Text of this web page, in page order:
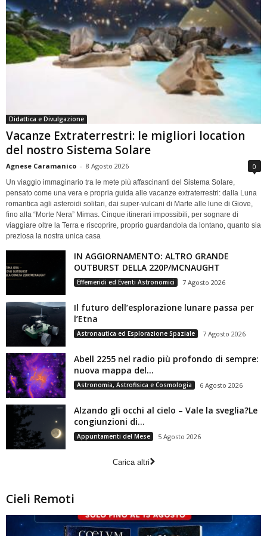
Didattica e Divulgazione
Vacanze Extraterrestri: le migliori location
del nostro Sistema Solare
Agnese Caramanico - 8 Agosto 2026 0
Un viaggio immaginario tra le mete più affascinanti del Sistema Solare,
pensato come una vera e propria guida alle vacanze extraterrestri: dalla Luna
romantica agli asteroidi solitari, dai super-vulcani di Marte alle lune di Giove,
fino alla “Morte Nera” Mimas. Cinque itinerari impossibili, per sognare di
viaggiare oltre la Terra e riscoprire, proprio guardandola da lontano, quanto sia
preziosa la nostra unica casa
IN AGGIORNAMENTO: ALTRO GRANDE
OUTBURST DELLA 220P/MCNAUGHT
Effemeridi ed Eventi Astronomici 7 Agosto 2026
Il futuro dell’esplorazione lunare passa per
l’Etna
Astronautica ed Esplorazione Spaziale 7 Agosto 2026
Abell 2255 nel radio più profondo di sempre:
nuova mappa del...
Astronomia, Astrofisica e Cosmologia 6 Agosto 2026
Alzando gli occhi al cielo – Vale la sveglia?Le
congiunzioni di...
Appuntamenti del Mese 5 Agosto 2026
Carica altri
Cieli Remoti